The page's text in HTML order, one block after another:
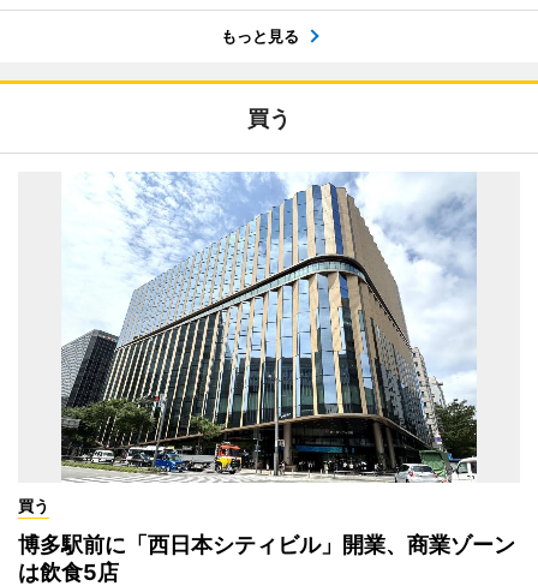
もっと見る
買う
買う
博多駅前に「西日本シティビル」開業、商業ゾーン
は飲食5店